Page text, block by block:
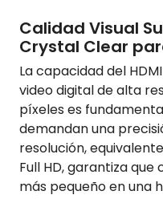
Calidad Visual
Crystal Clear
La capacidad del
video digital de alta
píxeles es
demandan una
resolución,
Full HD, garantiza
más pequeño en una